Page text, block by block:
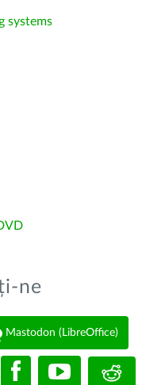
systems
ne
Mastodon (LibreOffice)